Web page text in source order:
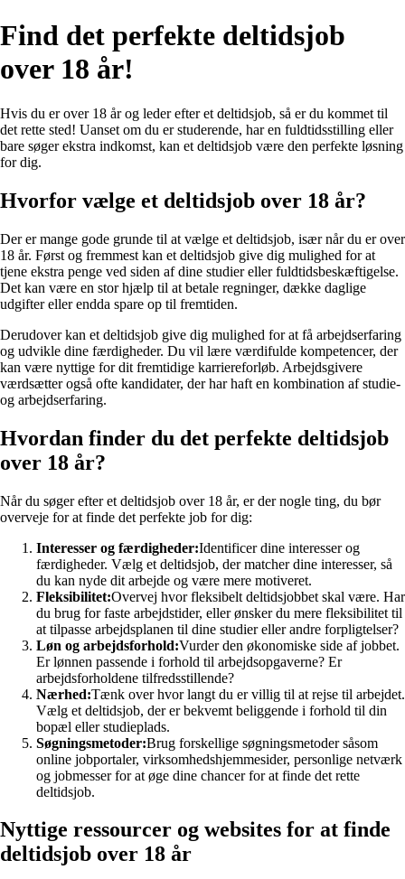
Find det perfekte deltidsjob
over 18 år!
Hvis du er over 18 år og leder efter et deltidsjob, så er du kommet til
det rette sted! Uanset om du er studerende, har en fuldtidsstilling eller
bare søger ekstra indkomst, kan et deltidsjob være den perfekte løsning
for dig.
Hvorfor vælge et deltidsjob over 18 år?
Der er mange gode grunde til at vælge et deltidsjob, især når du er over
18 år. Først og fremmest kan et deltidsjob give dig mulighed for at
tjene ekstra penge ved siden af dine studier eller fuldtidsbeskæftigelse.
Det kan være en stor hjælp til at betale regninger, dække daglige
udgifter eller endda spare op til fremtiden.
Derudover kan et deltidsjob give dig mulighed for at få arbejdserfaring
og udvikle dine færdigheder. Du vil lære værdifulde kompetencer, der
kan være nyttige for dit fremtidige karriereforløb. Arbejdsgivere
værdsætter også ofte kandidater, der har haft en kombination af studie-
og arbejdserfaring.
Hvordan finder du det perfekte deltidsjob
over 18 år?
Når du søger efter et deltidsjob over 18 år, er der nogle ting, du bør
overveje for at finde det perfekte job for dig:
Interesser og færdigheder:Identificer dine interesser og
færdigheder. Vælg et deltidsjob, der matcher dine interesser, så
du kan nyde dit arbejde og være mere motiveret.
Fleksibilitet:Overvej hvor fleksibelt deltidsjobbet skal være. Har
du brug for faste arbejdstider, eller ønsker du mere fleksibilitet til
at tilpasse arbejdsplanen til dine studier eller andre forpligtelser?
Løn og arbejdsforhold:Vurder den økonomiske side af jobbet.
Er lønnen passende i forhold til arbejdsopgaverne? Er
arbejdsforholdene tilfredsstillende?
Nærhed:Tænk over hvor langt du er villig til at rejse til arbejdet.
Vælg et deltidsjob, der er bekvemt beliggende i forhold til din
bopæl eller studieplads.
Søgningsmetoder:Brug forskellige søgningsmetoder såsom
online jobportaler, virksomhedshjemmesider, personlige netværk
og jobmesser for at øge dine chancer for at finde det rette
deltidsjob.
Nyttige ressourcer og websites for at finde
deltidsjob over 18 år